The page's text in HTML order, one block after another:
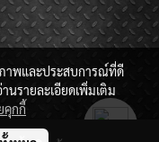
าพและประสบการณ์ที่ดี
นรายละเอียดเพิ่มเติม
คุกกี้